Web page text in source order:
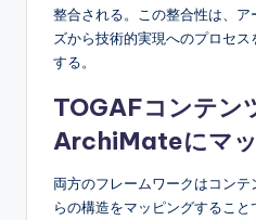
整合される。この整合性は、
ズから技術的実現へのプロセ
する。
TOGAFコンテン
ArchiMateにマ
両方のフレームワークはコン
らの構造をマッピングすること